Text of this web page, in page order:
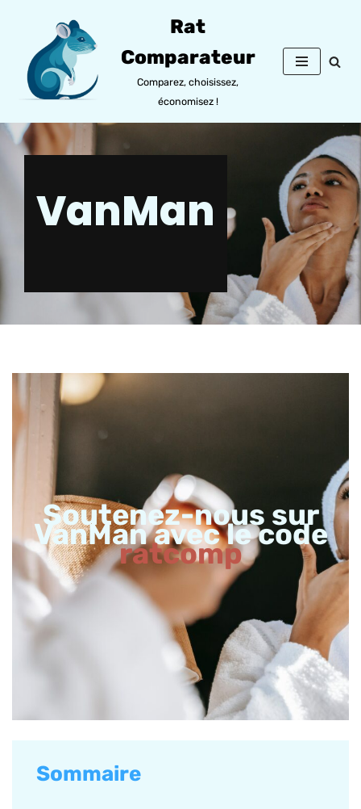
contenu
Rat
Comparateur
Comparez, choisissez,
économisez !
VanMan
Soutenez-nous sur
VanMan avec le code
ratcomp
Sommaire